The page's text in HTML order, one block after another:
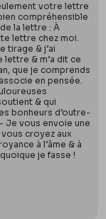
votre lettre
compréhensible
la lettre : À
lettre chez moi.
tirage & j’ai
& m’a dit ce
que je comprends
en pensée.
& qui
bonheurs d’outre-
Je vous envoie une
croyez aux
à l’âme & à
je fasse !